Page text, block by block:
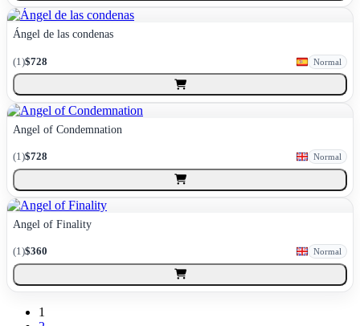
Ángel de las condenas
(1)$728 Normal
Angel of Condemnation
(1)$728 Normal
Angel of Finality
(1)$360 Normal
1